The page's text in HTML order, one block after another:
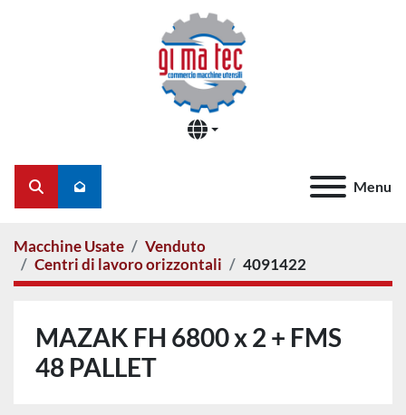
Menu
Cerca
Macchine Usate
Venduto
Centri di lavoro orizzontali
4091422
MAZAK FH 6800 x 2 + FMS
48 PALLET